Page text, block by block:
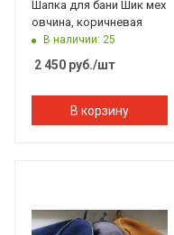
Шапка для бани Шик мех
овчина, коричневая
В наличии: 25
2 450 руб./шт
В корзину